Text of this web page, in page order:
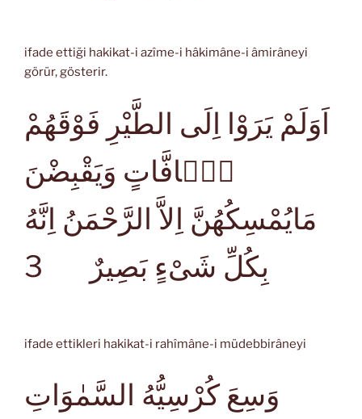
ifade ettiği hakikat-i azîme-i hâkimâne-i âmirâneyi
görür, gösterir.
اَوَلَمْ يَرَوْا اِلَى الطَّيْرِ فَوْقَهُمْ
صَۤافَّاتٍ وَيَقْبِضْنَ
مَايُمْسِكُهُنَّ اِلاَّ الرَّحْمَنُ اِنَّهُ
بِكُلِّ شَىْءٍ بَصِيرٌ
3
ifade ettikleri hakikat-i rahîmâne-i müdebbirâneyi
وَسِعَ كُرْسِيُّهُ السَّمٰوَاتِ